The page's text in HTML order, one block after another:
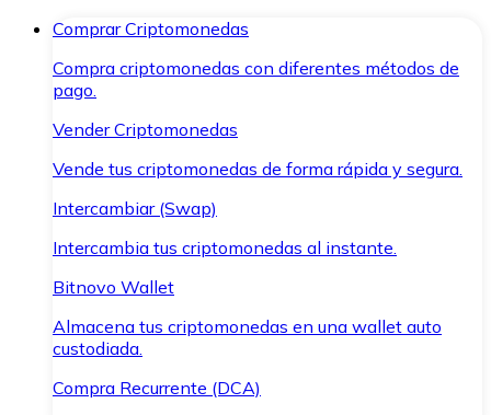
Comprar Criptomonedas
Compra criptomonedas con diferentes métodos de
pago.
Vender Criptomonedas
Vende tus criptomonedas de forma rápida y segura.
Intercambiar (Swap)
Intercambia tus criptomonedas al instante.
Bitnovo Wallet
Almacena tus criptomonedas en una wallet auto
custodiada.
Compra Recurrente (DCA)